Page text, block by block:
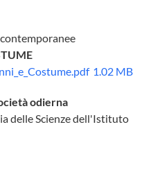
1.02 MB
odierna
delle Scienze dell'Istituto